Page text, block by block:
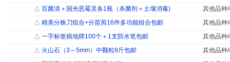
△ 百菌清＋国光恶霉灵各1瓶（杀菌剂＋土壤消毒)
其他品种
△ 精美分株刀组合+分苗剪16件多功能组合包邮
其他品种
△ 一字标签插地牌100个＋1支防水笔包邮
其他品种
△ 火山石（3～5mm）中颗粒9斤包邮
其他品种